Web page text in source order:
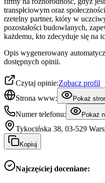
transpłciowym oraz
rzetelny partner, który w
pozostałości budowlanych,
każdemu, kto zdecyduje się na
Opis wygenerowany
dostępnych opinii.
Czytaj opinie:Zobacz profil
Strona www:
Pokaż
Numer telefonu: Pokaż
Tykocińska 38, 03-529
Kopiuj
Najczęściej doceniane: